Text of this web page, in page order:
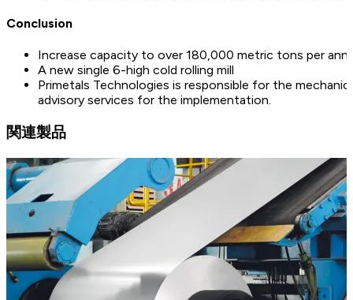
Conclusion
Increase capacity to over 180,000 metric tons per
A new single 6-high cold rolling mill
Primetals Technologies is responsible for the
advisory services for the implementation.
関連製品